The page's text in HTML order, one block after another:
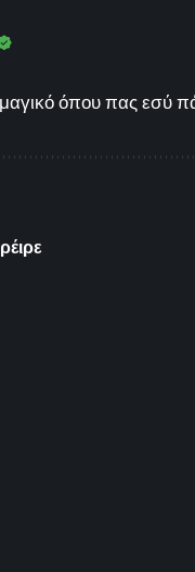
μαγικό όπου πας εσύ